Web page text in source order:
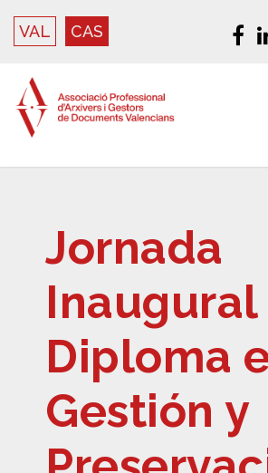
VAL CAS
Jornada
Diploma
Gestión y